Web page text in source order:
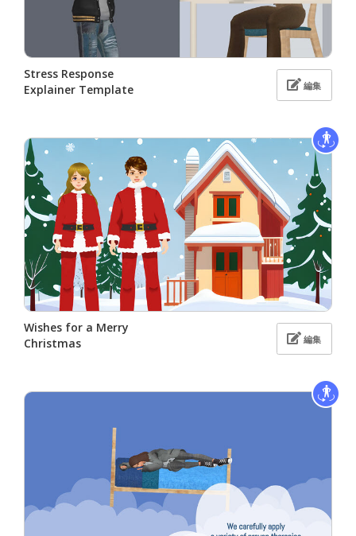
Stress Response
Explainer Template
編集
Wishes for a Merry
Christmas
編集